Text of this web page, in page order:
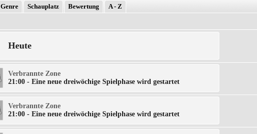
Genre Schauplatz Bewertung A - Z
Heute
Verbrannte Zone
21:00 - Eine neue dreiwöchige Spielphase wird gestartet
Verbrannte Zone
21:00 - Eine neue dreiwöchige Spielphase wird gestartet